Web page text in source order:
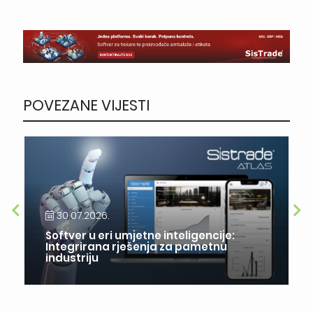
POVEZANE VIJESTI
30.07.2026.
Softver u eri umjetne inteligencije:
Integrirana rješenja za pametnu
industriju